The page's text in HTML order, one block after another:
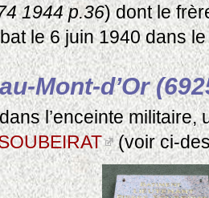
1944 p.36) dont le
le 6 juin 1940 dans
Mont-d’Or
l’enceinte
(voir ci-